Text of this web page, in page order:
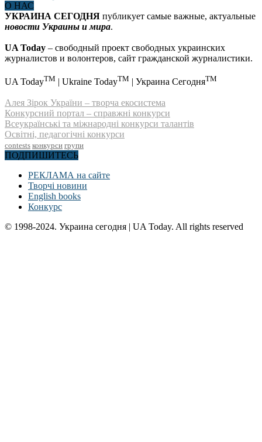
О НАС
УКРАИНА СЕГОДНЯ публикует самые важные, актуальные
новости Украины и мира.
UA Today – свободный проект свободных украинских
журналистов и волонтеров, сайт гражданской журналистики.
UA TodayTM | Ukraine TodayTM | Украина СегодняTM
Алея Зірок України – творча екосистема
Конкурсний портал – справжні конкурси
Всеукраїнські та міжнародні конкурси талантів
Освітні, педагогічні конкурси
contests конкурси групи
ПОДПИШИТЕСЬ
РЕКЛАМА на сайте
Творчі новини
English books
Конкурс
© 1998-2024. Украина сегодня | UA Today. All rights reserved